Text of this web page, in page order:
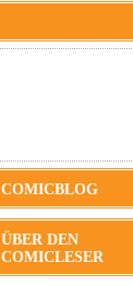
COMICBLOG
ÜBER DEN
COMICLESER